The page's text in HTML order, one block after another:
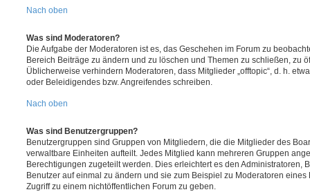
Nach oben
Was sind Moderatoren?
Die Aufgabe der Moderatoren ist es, das Geschehen im Forum zu
Bereich Beiträge zu ändern und zu löschen und Themen zu schließen, zu
Üblicherweise verhindern Moderatoren, dass Mitglieder „offtopic“, d. h.
oder Beleidigendes bzw. Angreifendes schreiben.
Nach oben
Was sind Benutzergruppen?
Benutzergruppen sind Gruppen von Mitgliedern, die die Mitglieder des
verwaltbare Einheiten aufteilt. Jedes Mitglied kann mehreren Gruppen
Berechtigungen zugeteilt werden. Dies erleichtert es den Administratoren,
Benutzer auf einmal zu ändern und sie zum Beispiel zu Moderatoren
Zugriff zu einem nichtöffentlichen Forum zu geben.